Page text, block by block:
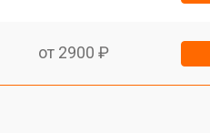
от 2900 ₽